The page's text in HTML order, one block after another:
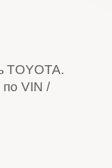
TOYOTA.
VIN /